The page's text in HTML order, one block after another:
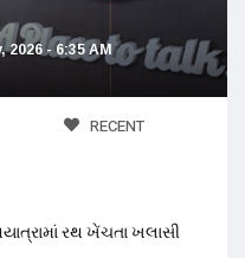
2026 - 6:35 AM
RECENT
રથ ખેંચતા ખલાસી